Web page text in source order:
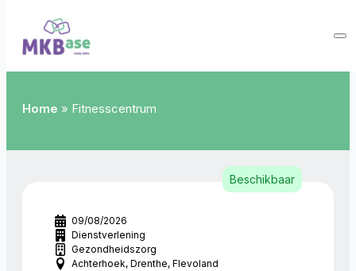
Home » Fitnesscentrum
09/08/2026
Dienstverlening
Gezondheidszorg
Achterhoek Drenthe Flevoland
Beschikbaar